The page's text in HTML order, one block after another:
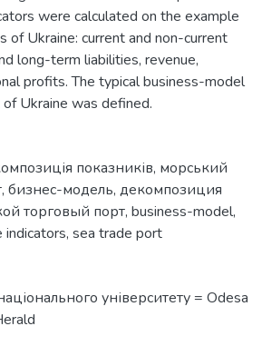
were calculated on the example
of Ukraine: current and non-current
long-term liabilities, revenue,
profits. The typical business-model
Ukraine was defined.
показників, морський
, бизнес-модель, декомпозиция
торговый порт, business-model,
, sea trade port
університету = Odesa